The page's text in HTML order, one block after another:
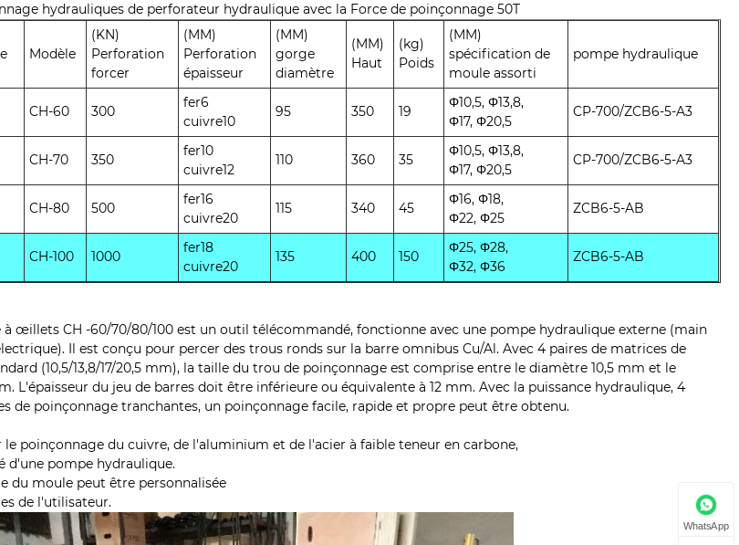
hydrauliques de perforateur hydraulique avec la Force de poinçonnage 50T
Modèle
(KN)
Perforation
forcer
(MM)
Perforation
épaisseur
(MM)
gorge
diamètre
(MM)
Haut
(kg)
Poids
(MM)
spécification de
moule assorti
pompe hydraulique
CH-60 300
fer6
cuivre10
95 350 19
Φ10,5, Φ13,8,
Φ17, Φ20,5
CP-700/ZCB6-5-A3
CH-70 350
fer10
cuivre12
110 360 35
Φ10,5, Φ13,8,
Φ17, Φ20,5
CP-700/ZCB6-5-A3
CH-80 500
fer16
cuivre20
115 340 45
Φ16, Φ18,
Φ22, Φ25
ZCB6-5-AB
CH-100 1000
fer18
cuivre20
135 400 150
Φ25, Φ28,
Φ32, Φ36
ZCB6-5-AB
à œillets CH -60/70/80/100 est un outil télécommandé, fonctionne avec une pompe hydraulique externe (main
Il est conçu pour percer des trous ronds sur la barre omnibus Cu/Al. Avec 4 paires de matrices de
(10,5/13,8/17/20,5 mm), la taille du trou de poinçonnage est comprise entre le diamètre 10,5 mm et le
L'épaisseur du jeu de barres doit être inférieure ou équivalente à 12 mm. Avec la puissance hydraulique, 4
de poinçonnage tranchantes, un poinçonnage facile, rapide et propre peut être obtenu.
poinçonnage du cuivre, de l'aluminium et de l'acier à faible teneur en carbone,
d'une pompe hydraulique.
du moule peut être personnalisée
de l'utilisateur.
WhatsApp